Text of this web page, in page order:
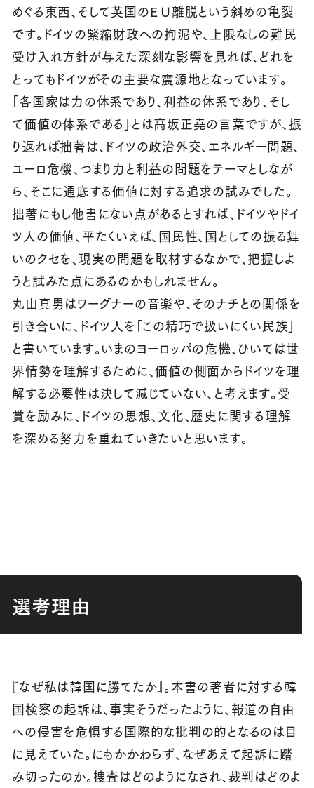
めぐる東西、そして英国のＥＵ離脱という斜めの亀裂
です。ドイツの緊縮財政への拘泥や、上限なしの難民
受け入れ方針が与えた深刻な影響を見れば、どれを
とってもドイツがその主要な震源地となっています。
「各国家は力の体系であり、利益の体系であり、そし
て価値の体系である」とは高坂正堯の言葉ですが、振
り返れば拙著は、ドイツの政治外交、エネルギー問題、
ユーロ危機、つまり力と利益の問題をテーマとしなが
ら、そこに通底する価値に対する追求の試みでした。
拙著にもし他書にない点があるとすれば、ドイツやドイ
ツ人の価値、平たくいえば、国民性、国としての振る舞
いのクセを、現実の問題を取材するなかで、把握しよ
うと試みた点にあるのかもしれません。
丸山真男はワーグナーの音楽や、そのナチとの関係を
引き合いに、ドイツ人を「この精巧で扱いにくい民族」
と書いています。いまのヨーロッパの危機、ひいては世
界情勢を理解するために、価値の側面からドイツを理
解する必要性は決して減じていない、と考えます。受
賞を励みに、ドイツの思想、文化、歴史に関する理解
を深める努力を重ねていきたいと思います。
選考理由
『なぜ私は韓国に勝てたか』。本書の著者に対する韓
国検察の起訴は、事実そうだったように、報道の自由
への侵害を危惧する国際的な批判の的となるのは目
に見えていた。にもかかわらず、なぜあえて起訴に踏
み切ったのか。捜査はどのようになされ、裁判はどのよ